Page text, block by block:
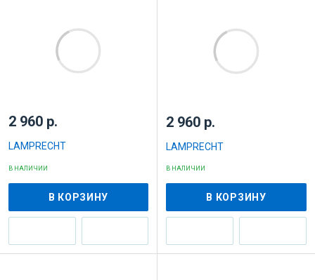
2 960 р.
LAMPRECHT
В НАЛИЧИИ
В КОРЗИНУ
2 960 р.
LAMPRECHT
В НАЛИЧИИ
В КОРЗИНУ